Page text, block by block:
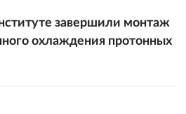
завершили монтаж
охлаждения протонных